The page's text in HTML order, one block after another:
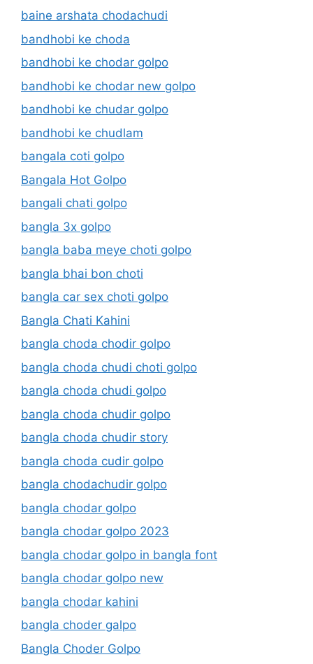
baine arshata chodachudi
bandhobi ke choda
bandhobi ke chodar golpo
bandhobi ke chodar new golpo
bandhobi ke chudar golpo
bandhobi ke chudlam
bangala coti golpo
Bangala Hot Golpo
bangali chati golpo
bangla 3x golpo
bangla baba meye choti golpo
bangla bhai bon choti
bangla car sex choti golpo
Bangla Chati Kahini
bangla choda chodir golpo
bangla choda chudi choti golpo
bangla choda chudi golpo
bangla choda chudir golpo
bangla choda chudir story
bangla choda cudir golpo
bangla chodachudir golpo
bangla chodar golpo
bangla chodar golpo 2023
bangla chodar golpo in bangla font
bangla chodar golpo new
bangla chodar kahini
bangla choder galpo
Bangla Choder Golpo